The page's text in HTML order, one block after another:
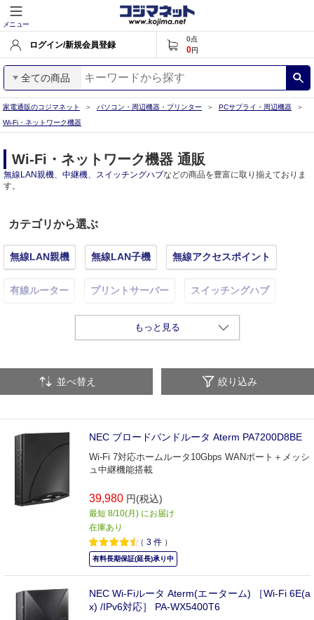
メニュー
ログイン/新規会員登録
0点
0円
全ての商品
家電通販のコジマネット パソコン・周辺機器・プリンター
PCサプライ・周辺機器
Wi-Fi・ネットワーク機器
Wi-Fi・ネットワーク機器 通販
無線LAN親機、 中継機、 スイッチングハブなどの商品を豊富に取り揃えておりま
す。
カテゴリから選ぶ
無線LAN親機 無線LAN子機 無線アクセスポイント
有線ルーター プリントサーバー スイッチングハブ
その他（ネットワーク機器）
もっと見る
並べ替え 絞り込み
NEC ブロードバンドルータ Aterm PA7200D8BE
Wi-Fi 7対応ホームルータ10Gbps WANポート＋メッシ
ュ中継機能搭載
39,980 円(税込)
最短 8/10(月) にお届け
在庫あり
（ 3 件 ）
有料長期保証(延長)承り中
NEC Wi-Fiルータ Aterm(エーターム) ［Wi-Fi 6E(a
x) /IPv6対応］ PA-WX5400T6